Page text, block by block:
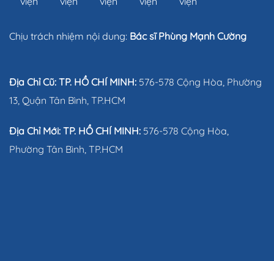
Chịu trách nhiệm nội dung: Bác sĩ Phùng Mạnh Cường
Địa Chỉ Cũ: TP. HỒ CHÍ MINH: 576-578 Cộng Hòa, Phường
13, Quận Tân Bình, TP.HCM
Địa Chỉ Mới: TP. HỒ CHÍ MINH: 576-578 Cộng Hòa,
Phường Tân Bình, TP.HCM